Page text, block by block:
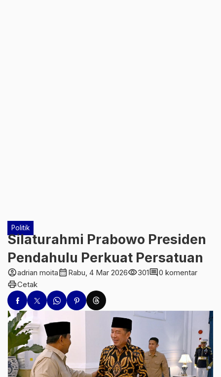
Politik
Silaturahmi Prabowo Presiden
Pendahulu Perkuat Persatuan
account_circleadrian moitacalendar_month Rabu, 4 Mar 2026visibility301comment0 komentar
printCetak